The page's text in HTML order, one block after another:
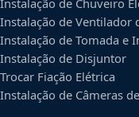
Instalação de Ventilador
Instalação de Tomada e
Instalação de Disjuntor
Trocar Fiação Elétrica
Instalação de Câmeras